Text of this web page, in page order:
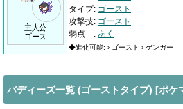
主人公
ゴース
タイプ: ゴースト
攻撃技: ゴースト
弱点
: あく
◆進化可能: › ゴースト › ゲンガー
バディーズ一覧 (ゴーストタイプ) [ポケ